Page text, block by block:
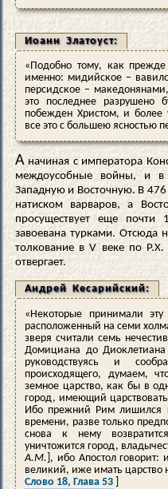
Иоанн Златоуст:
«Подобно тому, как
именно: мидийское –
персидское –
это последнее разрушено
побежден Христом, и более
все это с большею ясностью
А начиная с императора
междоусобные войны, и в
Западную и Восточную. В
натиском варваров, а
просуществует еще
завоевана турками. Отсюда
толкование в V веке по
отвергает.
Андрей Кесарийский:
«Некоторые принимали
расположенный на семи
зверя считали семь
Домициана до
руководствуясь и
происходящего, думаем,
земное царство, как бы в
город, имеющий
Ибо прежний Рим лишился
времени, разве только
снова к нему
уничтожится город,
А.М. ], ибо Апостол
великий, иже имать царство
Слово 18, Глава 53